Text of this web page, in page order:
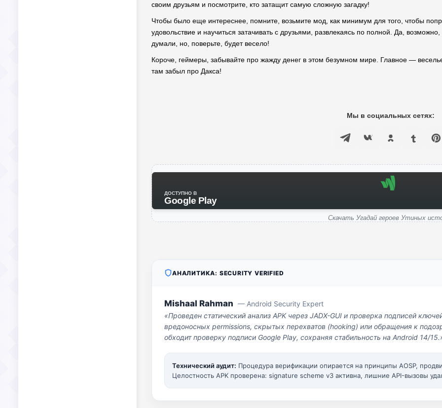
своим друзьям и посмотрите, кто затащит самую сложную загадку!
Чтобы было еще интереснее, помните, возьмите мод, как минимум для того, чтобы
удовольствие и научиться затачивать с друзьями, развлекаясь по полной. Да,
думали, но, поверьте, будет весело!
Короче, геймеры, забывайте про жажду денег в этом безумном мире. Главное —
там забыл про Дакса!
Мы в социальных сетях:
ДОСТУПНО В
Google Play
Скачать Угадай героев Утиных
АНАЛИТИКА: SECURITY VERIFIED
Mishaal Rahman — Android Security Expert
«Проведен статический анализ APK через JADX-GUI и проверка подписей
вредоносных permissions, скрытых перехватов (hooking) или обращения к
обходит проверку подписи Google Play, сохраняя стабильность на Android 14/
Технический аудит: Процедура верификации опирается на принципы AOSP,
Целостность APK проверена: signature scheme v3 активна, лишние API-вызовы